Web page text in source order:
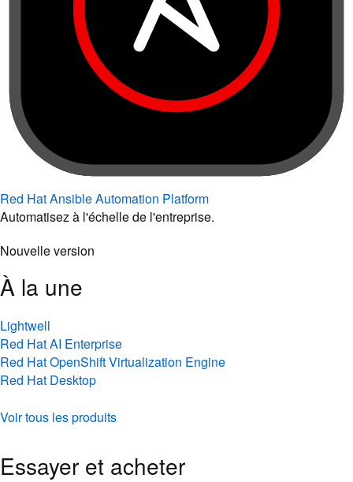
Red Hat Ansible Automation Platform
Automatisez à l'échelle de l'entreprise.
Nouvelle version
À la une
Lightwell
Red Hat AI Enterprise
Red Hat OpenShift Virtualization Engine
Red Hat Desktop
Voir tous les produits
Essayer et acheter